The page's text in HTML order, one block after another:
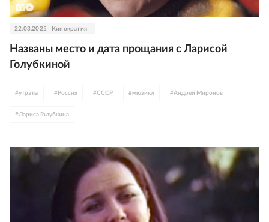
22.03.2025 Кинократия
Названы место и дата прощания с Ларисой
Голубкиной
#утраты # Россия #СССР #мюзикл #Андрей Миронов
#Лариса Голубкина